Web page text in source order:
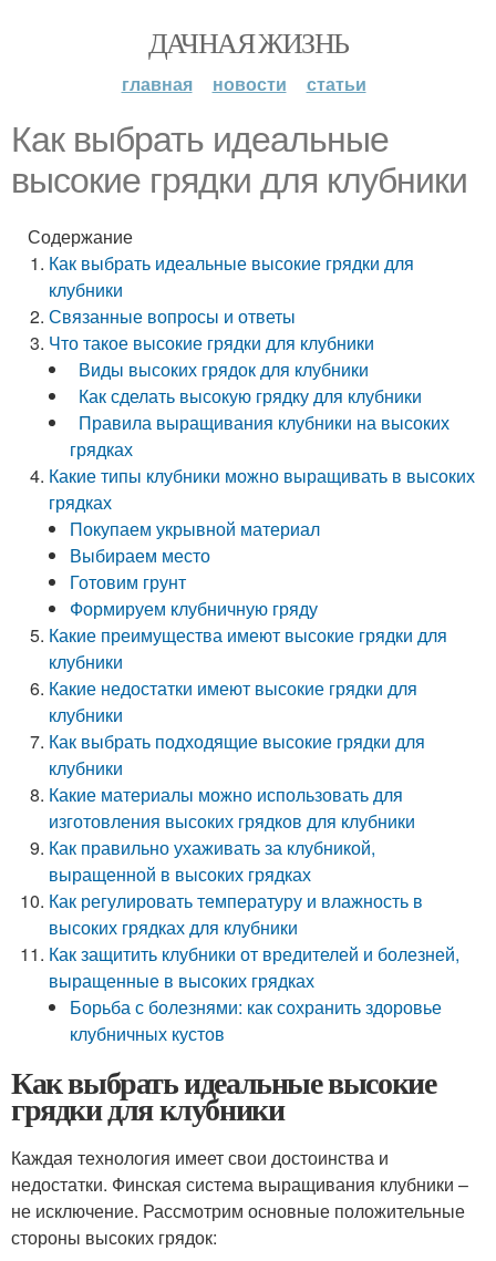
ДАЧНАЯ ЖИЗНЬ
главная новости статьи
Как выбрать идеальные
высокие грядки для клубники
Содержание
Как выбрать идеальные высокие грядки для
клубники
Связанные вопросы и ответы
Что такое высокие грядки для клубники
Виды высоких грядок для клубники
Как сделать высокую грядку для клубники
Правила выращивания клубники на высоких
грядках
Какие типы клубники можно выращивать в высоких
грядках
Покупаем укрывной материал
Выбираем место
Готовим грунт
Формируем клубничную гряду
Какие преимущества имеют высокие грядки для
клубники
Какие недостатки имеют высокие грядки для
клубники
Как выбрать подходящие высокие грядки для
клубники
Какие материалы можно использовать для
изготовления высоких грядков для клубники
Как правильно ухаживать за клубникой,
выращенной в высоких грядках
Как регулировать температуру и влажность в
высоких грядках для клубники
Как защитить клубники от вредителей и болезней,
выращенные в высоких грядках
Борьба с болезнями: как сохранить здоровье
клубничных кустов
Как выбрать идеальные высокие
грядки для клубники
Каждая технология имеет свои достоинства и
недостатки. Финская система выращивания клубники –
не исключение. Рассмотрим основные положительные
стороны высоких грядок: